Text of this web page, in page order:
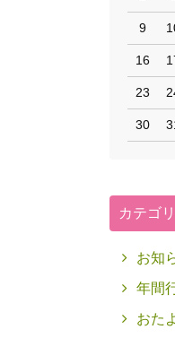
9
16
23
30
カテゴ
お知
年間
おた